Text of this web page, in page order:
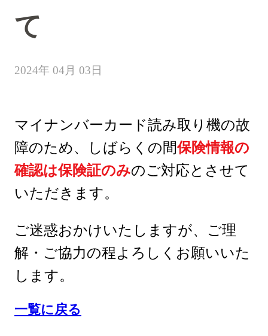
て
2024年 04月 03日
マイナンバーカード読み取り機の故
障のため、しばらくの間保険情報の
確認は保険証のみのご対応とさせて
いただきます。
ご迷惑おかけいたしますが、ご理
解・ご協力の程よろしくお願いいた
します。
一覧に戻る